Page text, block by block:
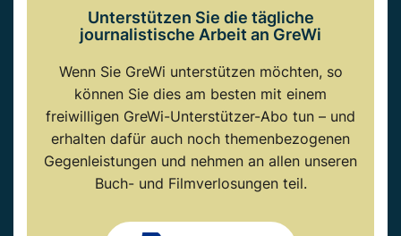
Unterstützen Sie die tägliche
journalistische Arbeit an GreWi
Wenn Sie GreWi unterstützen möchten, so
können Sie dies am besten mit einem
freiwilligen GreWi-Unterstützer-Abo tun – und
erhalten dafür auch noch themenbezogenen
Gegenleistungen und nehmen an allen unseren
Buch- und Filmverlosungen teil.